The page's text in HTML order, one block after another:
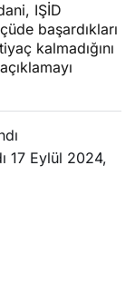
IŞİD
başardıkları
kalmadığını
17 Eylül 2024,